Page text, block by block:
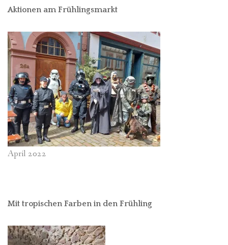
Aktionen am Frühlingsmarkt
April 2022
Mit tropischen Farben in den Frühling